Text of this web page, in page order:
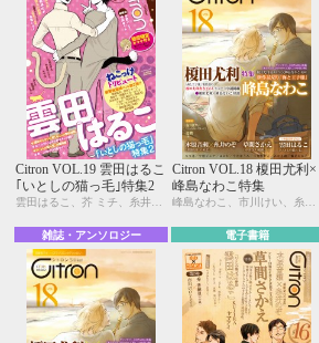
Citron VOL.19 雲田はるこ
｢いとしの猫っ毛｣特集2
Citron VOL.18 榎田尤利×
峰島なわこ特集
雑誌・アンソロジー 電子書籍